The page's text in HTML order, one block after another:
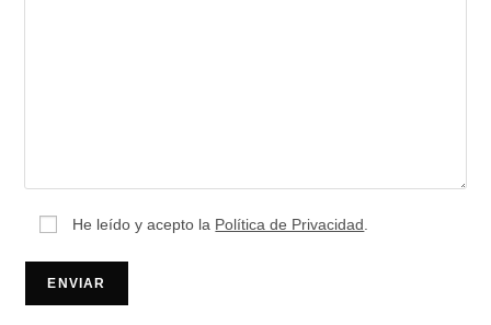
He leído y acepto la Política de Privacidad